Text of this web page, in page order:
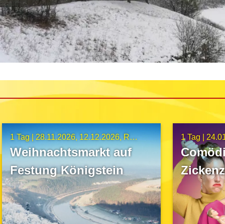
1 Tag |
1 Tag | 28.11.2026 12.12.2026 Route C12
Weihnachtsmarkt auf
Festung Königstein